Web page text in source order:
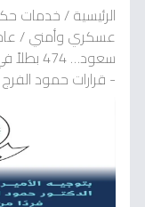
الرئيسية/خدمات
عسكري وأمني/
سعود…
- قرارات حمود